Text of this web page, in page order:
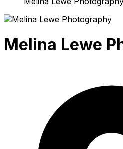
Melina Lewe